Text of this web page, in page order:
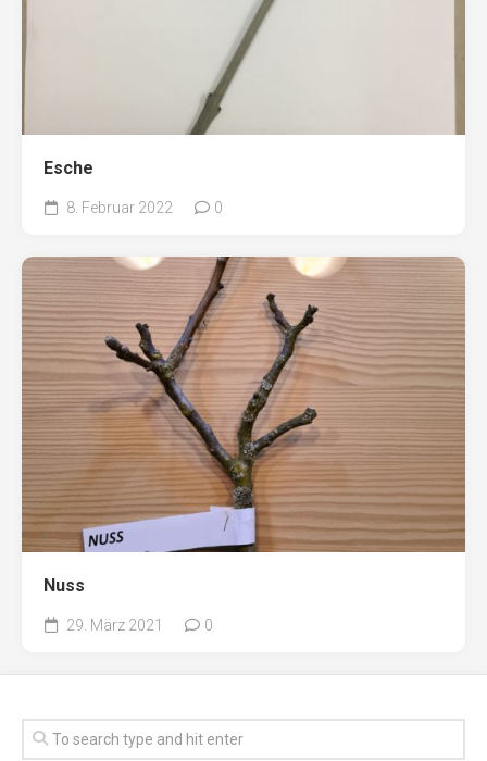
Esche
8. Februar 2022 0
Nuss
29. März 2021 0